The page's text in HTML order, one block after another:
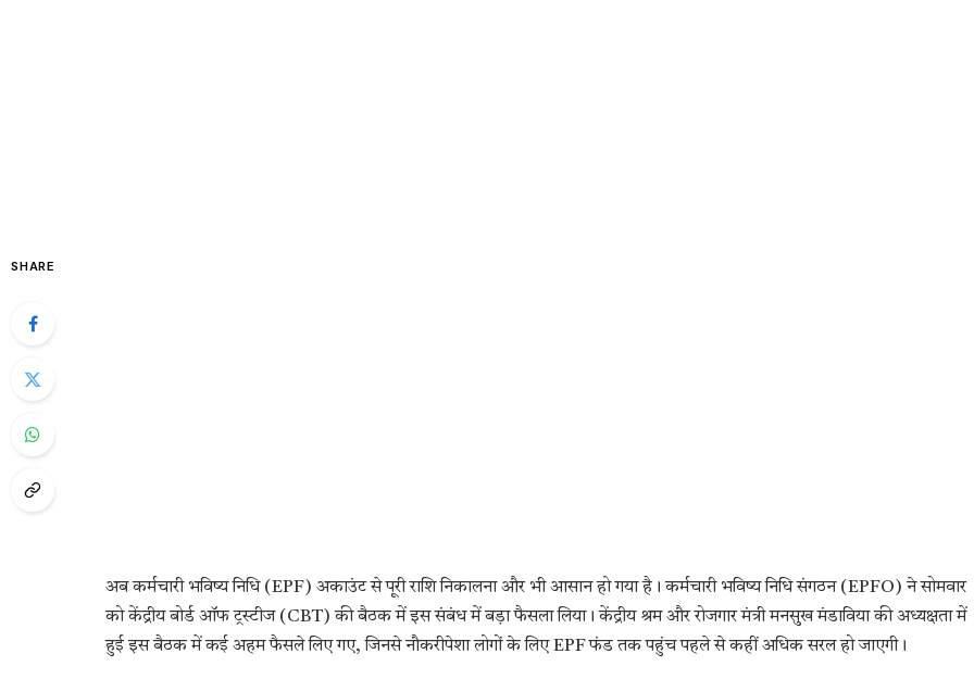
SHARE
अब कर्मचारी भविष्य निधि (EPF) अकाउंट से पूरी राशि निकालना और भी आसान हो गया है। कर्मचारी भविष्य निधि संगठन (EPFO) ने सोमवार
को केंद्रीय बोर्ड ऑफ ट्रस्टीज (CBT) की बैठक में इस संबंध में बड़ा फैसला लिया। केंद्रीय श्रम और रोजगार मंत्री मनसुख मंडाविया की अध्यक्षता में
हुई इस बैठक में कई अहम फैसले लिए गए, जिनसे नौकरीपेशा लोगों के लिए EPF फंड तक पहुंच पहले से कहीं अधिक सरल हो जाएगी।